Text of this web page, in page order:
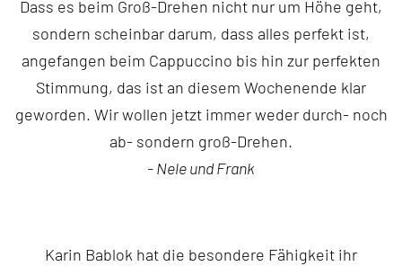
Dass es beim Groß-Drehen nicht nur um Höhe geht,
sondern scheinbar darum, dass alles perfekt ist,
angefangen beim Cappuccino bis hin zur perfekten
Stimmung, das ist an diesem Wochenende klar
geworden. Wir wollen jetzt immer weder durch- noch
ab- sondern groß-Drehen.
- Nele und Frank
Karin Bablok hat die besondere Fähigkeit ihr